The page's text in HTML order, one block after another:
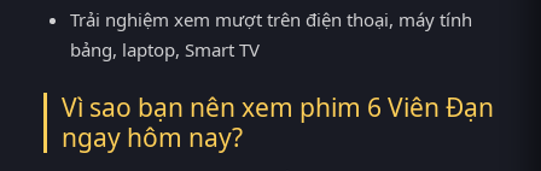
Trải nghiệm xem mượt trên điện thoại, máy tính
bảng, laptop, Smart TV
Vì sao bạn nên xem phim 6 Viên Đạn
ngay hôm nay?